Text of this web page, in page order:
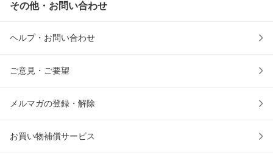
その他・お問い合わせ
ヘルプ・お問い合わせ
ご意見・ご要望
メルマガの登録・解除
お買い物補償サービス